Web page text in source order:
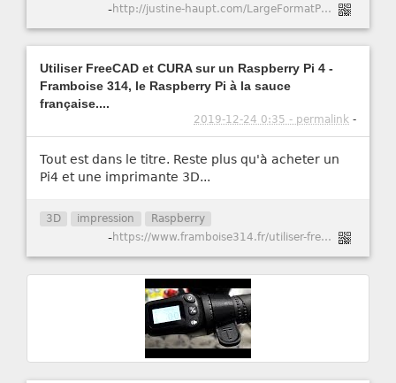
- http://justine-haupt.com/LargeFormatPrinter/
Utiliser FreeCAD et CURA sur un Raspberry Pi 4 -
Framboise 314, le Raspberry Pi à la sauce
française....
2019-12-24 0:35 - permalink -
Tout est dans le titre. Reste plus qu'à acheter un
Pi4 et une imprimante 3D...
3D impression Raspberry
- https://www.framboise314.fr/utiliser-freecad-et-cura-sur-un-raspberry-pi-4/#more-33476